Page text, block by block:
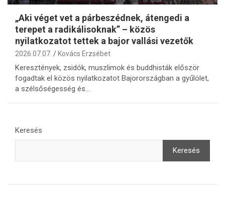
„Aki véget vet a párbeszédnek, átengedi a
terepet a radikálisoknak” – közös
nyilatkozatot tettek a bajor vallási vezetők
2026.07.07. Kovács Erzsébet
Keresztények, zsidók, muszlimok és buddhisták először
fogadtak el közös nyilatkozatot Bajorországban a gyűlölet,
a szélsőségesség és…
Keresés
Keresés